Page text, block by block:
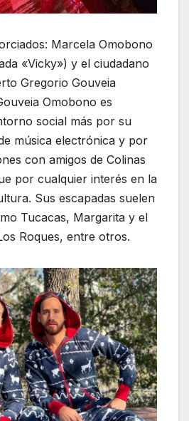
Marcela Omobono
«Vicky») y el ciudadano
Gregorio Gouveia
Omobono es
social más por su
música electrónica y por
con amigos de Colinas
por cualquier interés en la
Sus escapadas suelen
Tucacas, Margarita y el
Roques, entre otros.